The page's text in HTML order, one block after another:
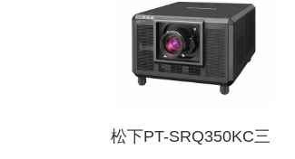
松下PT-SRQ350KC三